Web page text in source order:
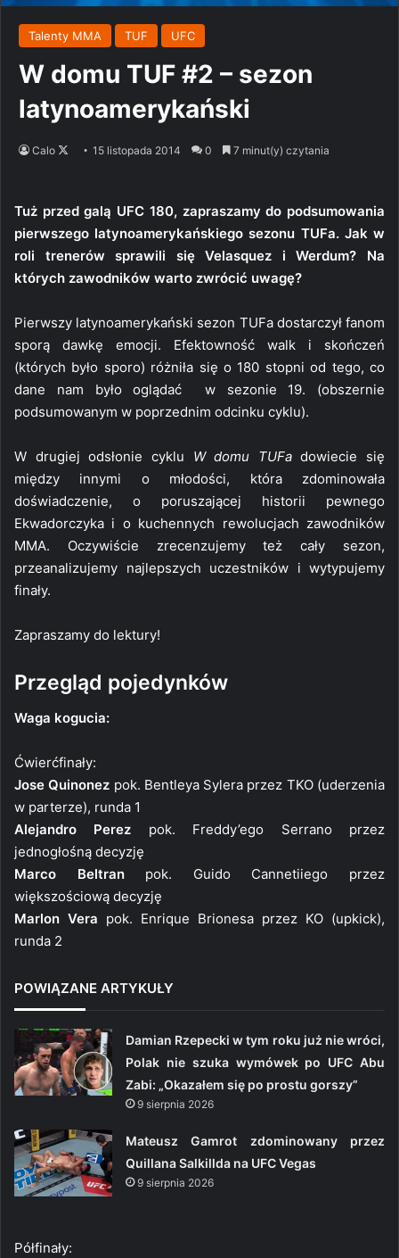
Talenty MMA TUF UFC
W domu TUF #2 – sezon
latynoamerykański
Calo
Follow15 listopada 2014 0 7 minut(y) czytania
Tuż przed galą UFC 180, zapraszamy do podsumowania
pierwszego latynoamerykańskiego sezonu TUFa. Jak w
roli trenerów sprawili się Velasquez i Werdum? Na
których zawodników warto zwrócić uwagę?
Pierwszy latynoamerykański sezon TUFa dostarczył fanom
sporą dawkę emocji. Efektowność walk i skończeń
(których było sporo) różniła się o 180 stopni od tego, co
dane nam było oglądać w sezonie 19. (obszernie
podsumowanym w poprzednim odcinku cyklu).
W drugiej odsłonie cyklu W domu TUFadowiecie się
między innymi o młodości, która zdominowała
doświadczenie, o poruszającej historii pewnego
Ekwadorczyka i o kuchennych rewolucjach zawodników
MMA. Oczywiście zrecenzujemy też cały sezon,
przeanalizujemy najlepszych uczestników i wytypujemy
finały.
Zapraszamy do lektury!
Przegląd pojedynków
Waga kogucia:
Ćwierćfinały:
Jose Quinonez pok. Bentleya Sylera przez TKO (uderzenia
w parterze), runda 1
Alejandro Perez pok. Freddy’ego Serrano przez
jednogłośną decyzję
Marco Beltran pok. Guido Cannetiiego przez
większościową decyzję
Marlon Vera pok. Enrique Brionesa przez KO (upkick),
runda 2
POWIĄZANE ARTYKUŁY
Damian Rzepecki w tym roku już nie wróci,
Polak nie szuka wymówek po UFC Abu
Zabi: „Okazałem się po prostu gorszy”
9 sierpnia 2026
Mateusz Gamrot zdominowany przez
Quillana Salkillda na UFC Vegas
9 sierpnia 2026
Półfinały: